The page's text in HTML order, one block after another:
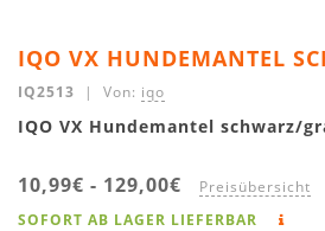
IQO VX HUNDEMANTEL
IQ2513 | Von: iqo
IQO VX Hundemantel schwarz/
10,99€ - 129,00€ Preisübersicht
SOFORT AB LAGER LIEFERBAR